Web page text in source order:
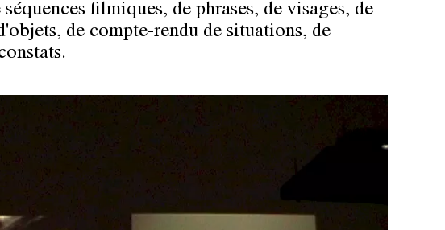
séquences filmiques, de phrases, de visages, de
de compte-rendu de situations, de